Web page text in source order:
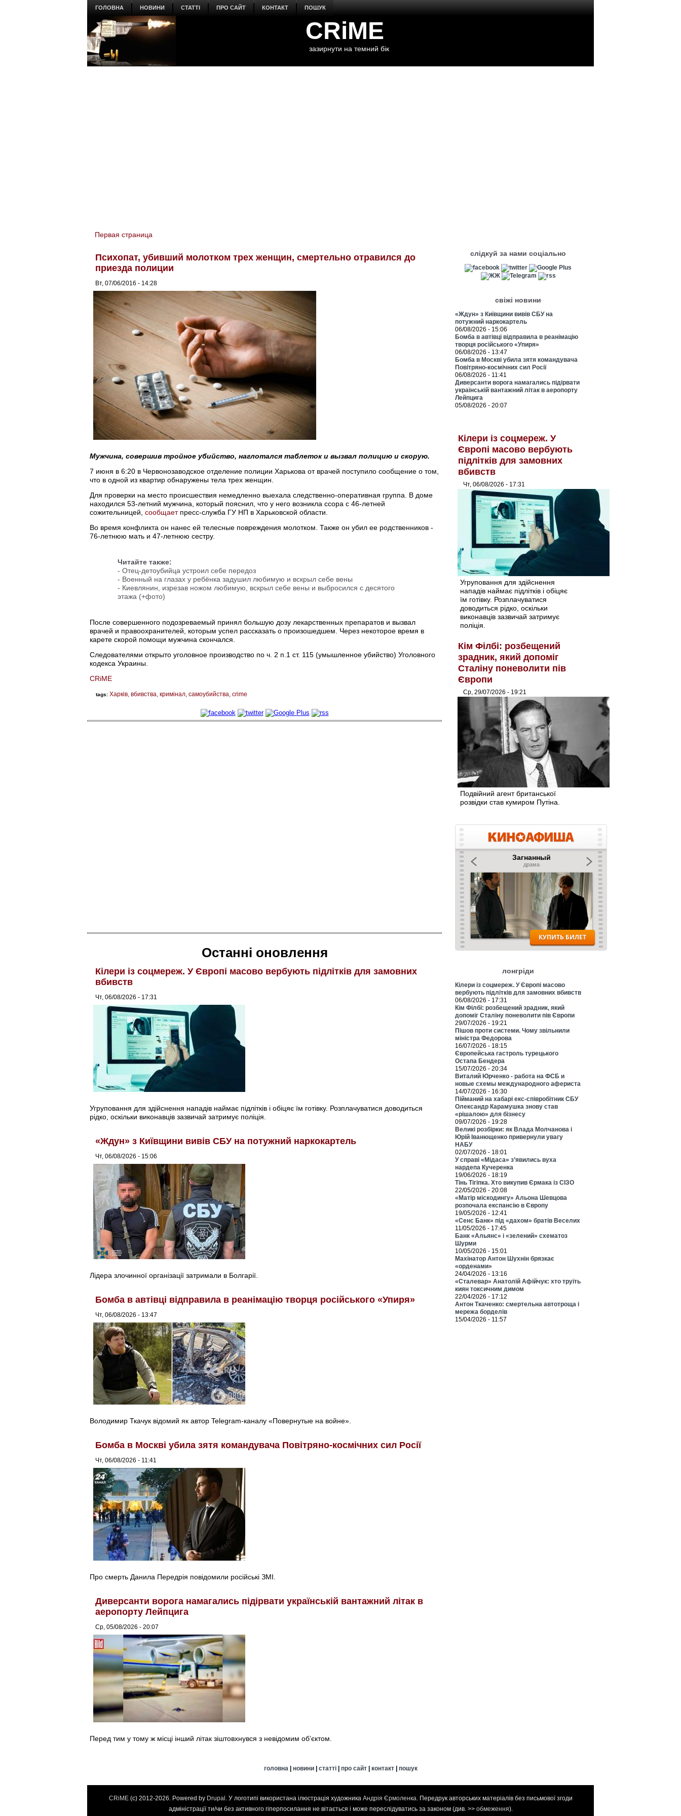
ГОЛОВНА НОВИНИ СТАТТІ ПРО САЙТ КОНТАКТ ПОШУК
CRiME
зазирнути на темний бік
You are here
Первая страница
Психопат, убивший молотком трех женщин, смертельно отравился до
приезда полиции
Вт, 07/06/2016 - 14:28
Мужчина, совершив тройное убийство, наглотался таблеток и вызвал полицию и скорую.
7 июня в 6:20 в Червонозаводское отделение полиции Харькова от врачей поступило сообщение о том,
что в одной из квартир обнаружены тела трех женщин.
Для проверки на место происшествия немедленно выехала следственно-оперативная группа. В доме
находился 53-летний мужчина, который пояснил, что у него возникла ссора с 46-летней
сожительницей, сообщаетпресс-служба ГУ НП в Харьковской области.
Во время конфликта он нанес ей телесные повреждения молотком. Также он убил ее родственников -
76-летнюю мать и 47-летнюю сестру.
Читайте также:
- Отец-детоубийца устроил себе передоз
- Военный на глазах у ребёнка задушил любимую и вскрыл себе вены
- Киевлянин, изрезав ножом любимую, вскрыл себе вены и выбросился с десятого
этажа (+фото)
После совершенного подозреваемый принял большую дозу лекарственных препаратов и вызвал
врачей и правоохранителей, которым успел рассказать о произошедшем. Через некоторое время в
карете скорой помощи мужчина скончался.
Следователями открыто уголовное производство по ч. 2 п.1 ст. 115 (умышленное убийство) Уголовного
кодекса Украины.
CRiME
tags: Харків вбивства кримінал самоубийства crime
Останні оновлення
Кілери із соцмереж. У Європі масово вербують підлітків для замовних
вбивств
Чт, 06/08/2026 - 17:31
Угруповання для здійснення нападів наймає підлітків і обіцяє їм готівку. Розплачуватися доводиться
рідко, оскільки виконавців зазвичай затримує поліція.
«Ждун» з Київщини вивів СБУ на потужний наркокартель
Чт, 06/08/2026 - 15:06
Лідера злочинної організації затримали в Болгарії.
Бомба в автівці відправила в реанімацію творця російського «Упиря»
Чт, 06/08/2026 - 13:47
Володимир Ткачук відомий як автор Telegram-каналу «Повернутые на войне».
Бомба в Москві убила зятя командувача Повітряно-космічних сил Росії
Чт, 06/08/2026 - 11:41
Про смерть Данила Передрія повідомили російські ЗМІ.
Диверсанти ворога намагались підірвати українській вантажний літак в
аеропорту Лейпцига
Ср, 05/08/2026 - 20:07
Перед тим у тому ж місці інший літак зіштовхнувся з невідомим об’єктом.
слідкуй за нами соціально
свіжі новини
«Ждун» з Київщини вивів СБУ на
потужний наркокартель
06/08/2026 - 15:06
Бомба в автівці відправила в реанімацію
творця російського «Упиря»
06/08/2026 - 13:47
Бомба в Москві убила зятя командувача
Повітряно-космічних сил Росії
06/08/2026 - 11:41
Диверсанти ворога намагались підірвати
українській вантажний літак в аеропорту
Лейпцига
05/08/2026 - 20:07
Кілери із соцмереж. У
Європі масово вербують
підлітків для замовних
вбивств
Чт, 06/08/2026 - 17:31
Угруповання для здійснення
нападів наймає підлітків і обіцяє
їм готівку. Розплачуватися
доводиться рідко, оскільки
виконавців зазвичай затримує
поліція.
Кім Філбі: розбещений
зрадник, який допоміг
Сталіну поневолити пів
Європи
Ср, 29/07/2026 - 19:21
Подвійний агент британської
розвідки став кумиром Путіна.
лонгріди
Кілери із соцмереж. У Європі масово
вербують підлітків для замовних вбивств
06/08/2026 - 17:31
Кім Філбі: розбещений зрадник, який
допоміг Сталіну поневолити пів Європи
29/07/2026 - 19:21
Пішов проти системи. Чому звільнили
міністра Федорова
16/07/2026 - 18:15
Європейська гастроль турецького
Остапа Бендера
15/07/2026 - 20:34
Виталий Юрченко - работа на ФСБ и
новые схемы международного афериста
14/07/2026 - 16:30
Пійманий на хабарі екс-співробітник СБУ
Олександр Карамушка знову став
«рішалою» для бізнесу
09/07/2026 - 19:28
Великі розбірки: як Влада Молчанова і
Юрій Іванющенко привернули увагу
НАБУ
02/07/2026 - 18:01
У справі «Мідаса» з’явились вуха
нардепа Кучеренка
19/06/2026 - 18:19
Тінь Тігіпка. Хто викупив Єрмака із СІЗО
22/05/2026 - 20:08
«Матір міскодингу» Альона Шевцова
розпочала експансію в Європу
19/05/2026 - 12:41
«Сенс Банк» під «дахом» братів Веселих
11/05/2026 - 17:45
Банк «Альянс» і «зелений» схематоз
Шурми
10/05/2026 - 15:01
Махінатор Антон Шухнін брязкає
«орденами»
24/04/2026 - 13:16
«Сталевар» Анатолій Афійчук: хто труїть
киян токсичним димом
22/04/2026 - 17:12
Антон Ткаченко: смертельна автотроща і
мережа борделів
15/04/2026 - 11:57
головна| новини| статті| про сайт| контакт| пошук
CRiME (c) 2012-2026. Powered by Drupal . У логотипі використана ілюстрація художника Андрія Єрмоленка. Передрук авторських матеріалів без письмової згоди
адміністрації ти/чи без активного гіперпосилання не вітається і може переслідуватись за законом (див. >> обмеження).